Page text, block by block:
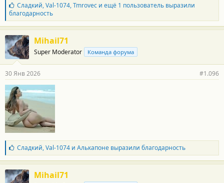
Б
л
а
г
о
д
а
р
о
с
т
и
:
Сладкий,Val-1074,Tmrovecи ещё 1 пользователь выразили
благодарность
Mihail71
Super Moderator Команда форума
30 Янв 2026 #1.096
Б
л
а
г
о
Сладкий,Val-1074и Алькапоневыразили благодарность
Mihail71